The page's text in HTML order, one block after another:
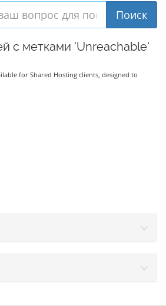
с метками 'Unreachable'
for Shared Hosting clients, designed to